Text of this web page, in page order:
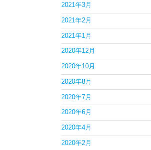
2021年3月
2021年2月
2021年1月
2020年12月
2020年10月
2020年8月
2020年7月
2020年6月
2020年4月
2020年2月